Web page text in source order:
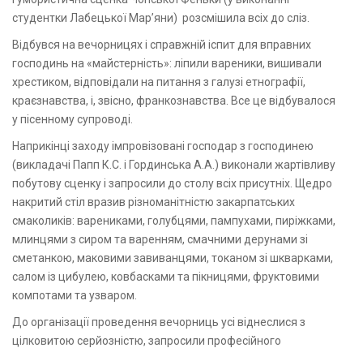
студентки Лабецької Мар’яни) розсмішила всіх до сліз.
Відбувся на вечорницях і справжній іспит для вправних
господинь на «майстерність»: ліпили вареники, вишивали
хрестиком, відповідали на питання з галузі етнографії,
краєзнавства, і, звісно, франкознавства. Все це відбувалося
у пісенному супроводі.
Наприкінці заходу імпровізовані господар з господинею
(викладачі Папп К.С. і Гординська А.А.) виконали жартівливу
побутову сценку і запросили до столу всіх присутніх. Щедро
накритий стіл вразив різноманітністю закарпатських
смаколиків: варениками, голубцями, пампухами, пиріжками,
млинцями з сиром та варенням, смачними дерунами зі
сметанкою, маковими завиванцями, токаном зі шкварками,
салом із цибулею, ковбасками та пікницями, фруктовими
компотами та узваром.
До організації проведення вечорниць усі віднеслися з
цілковитою серйозністю, запросили професійного